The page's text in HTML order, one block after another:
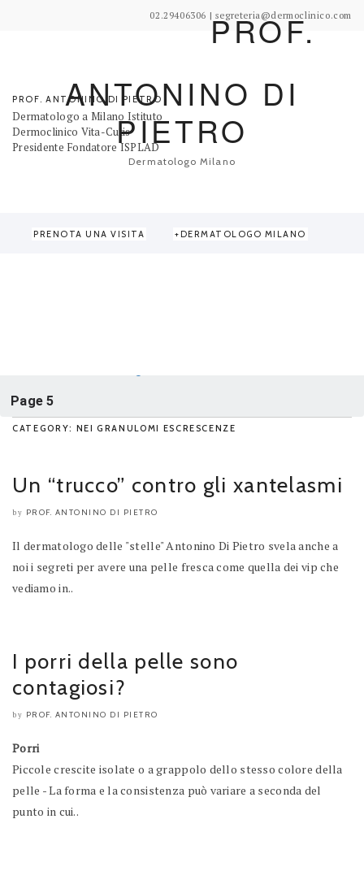
02.29406306 | segreteria@dermoclinico.com
PROF. ANTONINO DI PIETRO
Dermatologo a Milano Istituto
Dermoclinico Vita-Cutis
Presidente Fondatore ISPLAD
PROF.
ANTONINO DI
PIETRO
Dermatologo Milano
PRENOTA UNA VISITA DERMATOLOGO MILANO
Page 5
CATEGORY: NEI GRANULOMI ESCRESCENZE
Un “trucco” contro gli xantelasmi
by PROF. ANTONINO DI PIETRO
Il dermatologo delle "stelle" Antonino Di Pietro svela anche a
noi i segreti per avere una pelle fresca come quella dei vip che
vediamo in..
I porri della pelle sono
contagiosi?
by PROF. ANTONINO DI PIETRO
Porri
Piccole crescite isolate o a grappolo dello stesso colore della
pelle - La forma e la consistenza può variare a seconda del
punto in cui..